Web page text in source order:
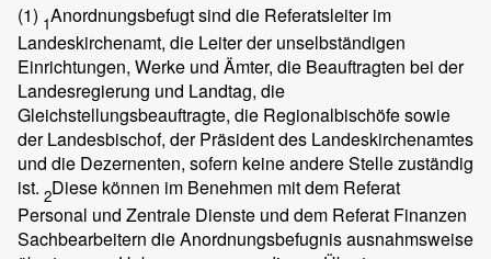
(1) 1Anordnungsbefugt sind die Referatsleiter im
Landeskirchenamt, die Leiter der unselbständigen
Einrichtungen, Werke und Ämter, die Beauftragten bei der
Landesregierung und Landtag, die
Gleichstellungsbeauftragte, die Regionalbischöfe sowie
der Landesbischof, der Präsident des Landeskirchenamtes
und die Dezernenten, sofern keine andere Stelle zuständig
ist. 2Diese können im Benehmen mit dem Referat
Personal und Zentrale Dienste und dem Referat Finanzen
Sachbearbeitern die Anordnungsbefugnis ausnahmsweise